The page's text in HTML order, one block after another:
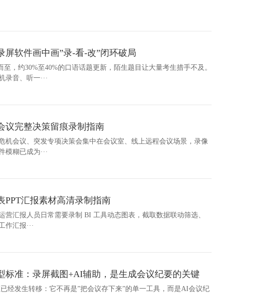
软件画中画”录-看-改”闭环破局
，约30%至40%的口语话题更新，陌生题目让大量考生措手不及。
音、听一···
议完整决策留痕录制指南
机会议、突发专项决策会集中在会议室、线上远程会议场景，录像
糊已成为···
PPT汇报素材高清录制指南
营汇报人员日常需要录制 BI 工具动态图表，截取数据联动筛选、
汇报···
标准：录屏截图+AI辅助，是生成会议纪要的关键
经发生转移：它不再是”把会议存下来”的单一工具，而是AI会议纪